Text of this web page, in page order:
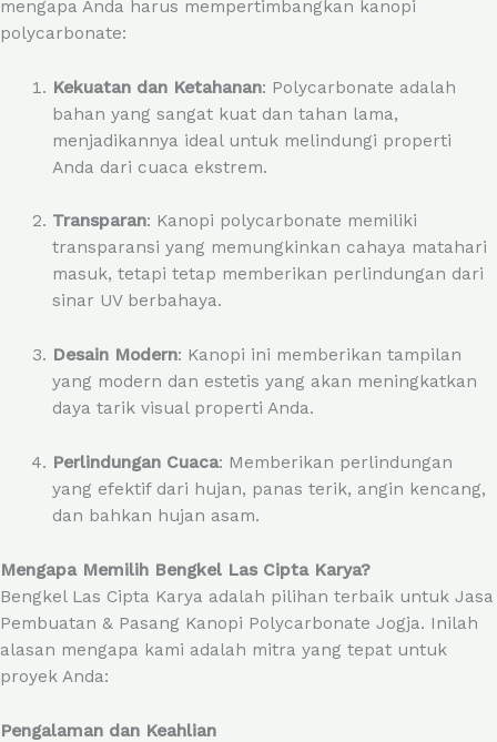
mengapa Anda harus mempertimbangkan kanopi
polycarbonate:
Kekuatan dan Ketahanan: Polycarbonate adalah
bahan yang sangat kuat dan tahan lama,
menjadikannya ideal untuk melindungi properti
Anda dari cuaca ekstrem.
Transparan: Kanopi polycarbonate memiliki
transparansi yang memungkinkan cahaya matahari
masuk, tetapi tetap memberikan perlindungan dari
sinar UV berbahaya.
Desain Modern: Kanopi ini memberikan tampilan
yang modern dan estetis yang akan meningkatkan
daya tarik visual properti Anda.
Perlindungan Cuaca: Memberikan perlindungan
yang efektif dari hujan, panas terik, angin kencang,
dan bahkan hujan asam.
Mengapa Memilih Bengkel Las Cipta Karya?
Bengkel Las Cipta Karya adalah pilihan terbaik untuk Jasa
Pembuatan & Pasang Kanopi Polycarbonate Jogja. Inilah
alasan mengapa kami adalah mitra yang tepat untuk
proyek Anda:
Pengalaman dan Keahlian